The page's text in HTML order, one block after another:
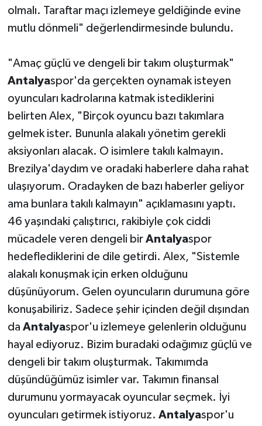
olmalı. Taraftar maçı izlemeye geldiğinde evine
mutlu dönmeli" değerlendirmesinde bulundu.
"Amaç güçlü ve dengeli bir takım oluşturmak"
Antalyaspor'da gerçekten oynamak isteyen
oyuncuları kadrolarına katmak istediklerini
belirten Alex, "Birçok oyuncu bazı takımlara
gelmek ister. Bununla alakalı yönetim gerekli
aksiyonları alacak. O isimlere takılı kalmayın.
Brezilya'daydım ve oradaki haberlere daha rahat
ulaşıyorum. Oradayken de bazı haberler geliyor
ama bunlara takılı kalmayın" açıklamasını yaptı.
46 yaşındaki çalıştırıcı, rakibiyle çok ciddi
mücadele veren dengeli bir Antalyaspor
hedeflediklerini de dile getirdi. Alex, "Sistemle
alakalı konuşmak için erken olduğunu
düşünüyorum. Gelen oyuncuların durumuna göre
konuşabiliriz. Sadece şehir içinden değil dışından
da Antalyaspor'u izlemeye gelenlerin olduğunu
hayal ediyoruz. Bizim buradaki odağımız güçlü ve
dengeli bir takım oluşturmak. Takımımda
düşündüğümüz isimler var. Takımın finansal
durumunu yormayacak oyuncular seçmek. İyi
oyuncuları getirmek istiyoruz. Antalyaspor'u